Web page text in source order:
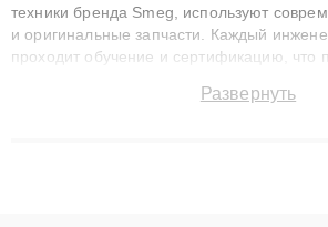
техники бренда Smeg, используют
и оригинальные запчасти. Каждый
проходит обучение и сертификацию, что
сохранением гарантии до 3 лет. Наши
Развернуть